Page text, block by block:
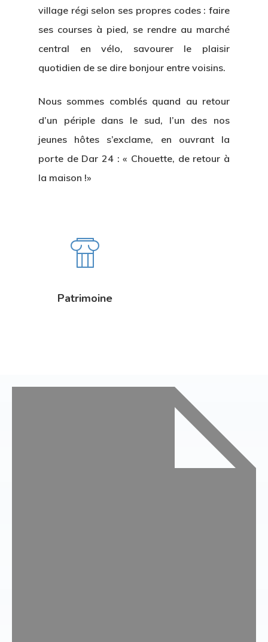
village régi selon ses propres codes : faire
ses courses à pied, se rendre au marché
central en vélo, savourer le plaisir
quotidien de se dire bonjour entre voisins.
Nous sommes comblés quand au retour
d’un périple dans le sud, l’un des nos
jeunes hôtes s’exclame, en ouvrant la
porte de Dar 24 : « Chouette, de retour à
la maison !»
Patrimoine